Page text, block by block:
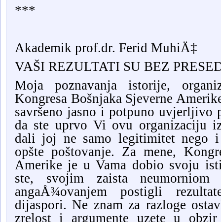
***
Akademik prof.dr. Ferid MuhiÄ‡
VAŠI REZULTATI SU BEZ
Moja poznavanja istorije,
Kongresa Bošnjaka Sjeverne
savršeno jasno i potpuno uvjerljivo
da ste uprvo Vi ovu organizaciju
dali joj ne samo legitimitet nego
opšte poštovanje. Za mene,
Amerike je u Vama dobio svoju
ste, svojim zaista
angaÅ¾ovanjem postigli
dijaspori. Ne znam za razloge
zrelost i argumente uzete u